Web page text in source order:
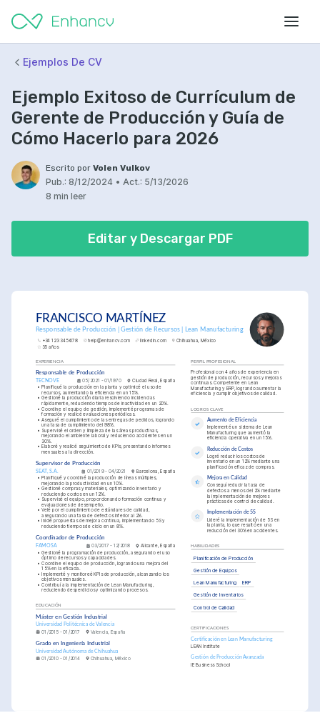
Ejemplos De CV
Ejemplo Exitoso de Currículum de
Gerente de Producción y Guía de
Cómo Hacerlo para 2026
Escrito por Volen Vulkov
Pub.: 8/12/2024 • Act.: 5/13/2026
8 min leer
Editar y Descargar PDF
FRANCISCO MARTÍNEZ
Responsable de Producción | Gestión de Recursos | Lean Manufacturing
+34 123 345 678 help@enhancv.com linkedin.com Chihuahua, México
35 años
EXPERIENCIA
Responsable de Producción
TECNOVE 05/2021 - 01/1970
Ciudad Real, España
• Planifiqué la producción en la planta y optimicé el uso de
recursos, aumentando la eficiencia en un 15%.
• Gestioné la producción diaria resolviendo incidencias
rápidamente, reduciendo tiempos de inactividad en un 20%.
• Coordine el equipo de gestión, implementé programas de
formación y realicé evaluaciones periódicas.
• Aseguré el cumplimiento de las entregas de pedidos, logrando
una tasa de cumplimiento del 98%.
• Supervisé el orden y limpieza de las áreas productivas,
mejorando el ambiente laboral y reduciendo accidentes en un
30%.
• Elaboré y realicé seguimiento de KPIs, presentando informes
mensuales a la dirección.
Supervisor de Producción
SEAT, S.A. 01/2019 - 04/2021
Barcelona, España
• Planifiqué y coordiné la producción de líneas múltiples,
mejorando la productividad en un 10%.
• Gestioné compras y materiales, optimizando inventario y
reduciendo costos en un 12%.
• Supervisé el equipo, proporcionando formación continua y
evaluaciones de desempeño.
• Velé por el cumplimiento de estándares de calidad,
asegurando una tasa de defectos inferior al 2%.
• Inicié propuestas de mejora continua, implementando 5S y
reduciendo tiempos de ciclo en un 8%.
Coordinador de Producción
FAMOSA 03/2017 - 12/2018 Alicante, España
• Gestioné la programación de producción, asegurando el uso
óptimo de recursos y capacidades.
• Coordine el equipo de producción, logrando una mejora del
15% en la eficacia.
• Implementé y monitoreé KPIs de producción, alcanzando los
objetivos mensuales.
• Contribuí a la implementación de Lean Manufacturing,
reduciendo desperdicios y optimizando procesos.
EDUCACIÓN
Máster en Gestión Industrial
Universidad Politécnica de Valencia
01/2015 - 01/2017 Valencia, España
Grado en Ingeniería Industrial
Universidad Autónoma de Chihuahua
01/2010 - 01/2014 Chihuahua, México
PERFIL PROFESIONAL
Profesional con 4 años de experiencia en
gestión de producción, recursos y mejoras
continuas. Competente en Lean
Manufacturing y ERP, logrando aumentar la
eficiencia y cumplir objetivos de calidad.
LOGROS CLAVE
Aumento de Eficiencia
Implementé un sistema de Lean
Manufacturing que aumentó la
eficiencia operativa en un 15%.
Reducción de Costos
Logré reducir los costos de
inventario en un 12% mediante una
planificación eficaz de compras.
Mejora en Calidad
Conseguí reducir la tasa de
defectos a menos del 2% mediante
la implementación de mejores
prácticas de control de calidad.
Implementación de 5S
Lideré la implementación de 5S en
la planta, lo que resultó en una
reducción del 30% en accidentes.
HABILIDADES
Planificación de Producción
Gestión de Equipos
Lean Manufacturing ERP
Gestión de Inventarios
Control de Calidad
CERTIFICACIONES
Certificación en Lean Manufacturing
LEAN Institute
Gestión de Producción Avanzada
IE Business School